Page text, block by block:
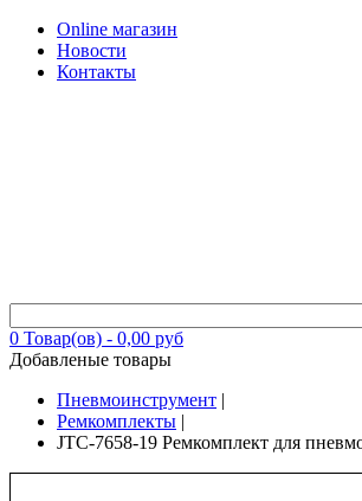
Online магазин
Новости
Контакты
0 Товар(ов) - 0,00 руб
Добавленые товары
Пневмоинструмент |
Ремкомплекты |
JTC-7658-19 Ремкомплект для